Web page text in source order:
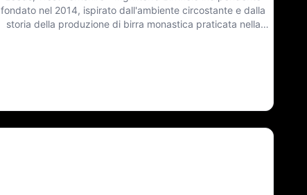
fondato nel 2014, ispirato dall'ambiente circostante e dalla
storia della produzione di birra monastica praticata nella